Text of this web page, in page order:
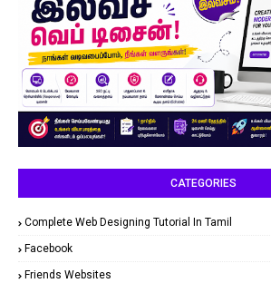
CATEGORIES
Complete Web Designing Tutorial In Tamil
Facebook
Friends Websites